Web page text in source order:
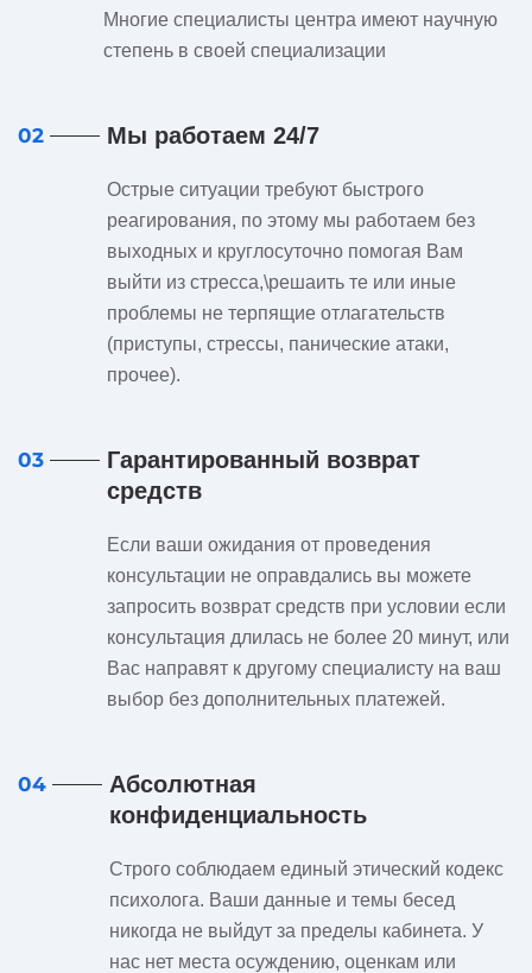
Многие специалисты центра имеют научную
степень в своей специализации
02 Мы работаем 24/7
Острые ситуации требуют быстрого
реагирования, по этому мы работаем без
выходных и круглосуточно помогая Вам
выйти из стресса,\решаить те или иные
проблемы не терпящие отлагательств
(приступы, стрессы, панические атаки,
прочее).
03
Гарантированный возврат
средств
Если ваши ожидания от проведения
консультации не оправдались вы можете
запросить возврат средств при условии если
консультация длилась не более 20 минут, или
Вас направят к другому специалисту на ваш
выбор без дополнительных платежей.
04
Абсолютная
конфиденциальность
Строго соблюдаем единый этический кодекс
психолога. Ваши данные и темы бесед
никогда не выйдут за пределы кабинета. У
нас нет места осуждению, оценкам или